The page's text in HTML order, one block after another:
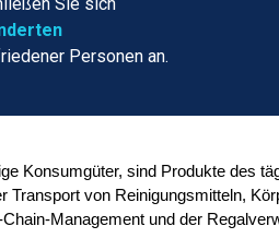
Personen an.
Konsumgüter, sind Produkte des
von Reinigungsmitteln,
Management und der